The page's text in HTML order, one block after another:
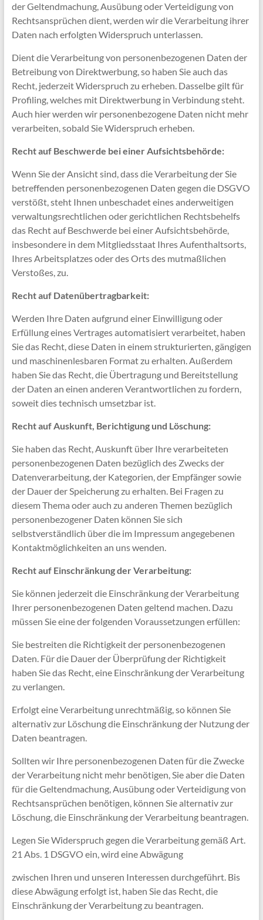
der Geltendmachung, Ausübung oder Verteidigung von
Rechtsansprüchen dient, werden wir die Verarbeitung ihrer
Daten nach erfolgten Widerspruch unterlassen.
Dient die Verarbeitung von personenbezogenen Daten der
Betreibung von Direktwerbung, so haben Sie auch das
Recht, jederzeit Widerspruch zu erheben. Dasselbe gilt für
Profiling, welches mit Direktwerbung in Verbindung steht.
Auch hier werden wir personenbezogene Daten nicht mehr
verarbeiten, sobald Sie Widerspruch erheben.
Recht auf Beschwerde bei einer Aufsichtsbehörde:
Wenn Sie der Ansicht sind, dass die Verarbeitung der Sie
betreffenden personenbezogenen Daten gegen die DSGVO
verstößt, steht Ihnen unbeschadet eines anderweitigen
verwaltungsrechtlichen oder gerichtlichen Rechtsbehelfs
das Recht auf Beschwerde bei einer Aufsichtsbehörde,
insbesondere in dem Mitgliedsstaat Ihres Aufenthaltsorts,
Ihres Arbeitsplatzes oder des Orts des mutmaßlichen
Verstoßes, zu.
Recht auf Datenübertragbarkeit:
Werden Ihre Daten aufgrund einer Einwilligung oder
Erfüllung eines Vertrages automatisiert verarbeitet, haben
Sie das Recht, diese Daten in einem strukturierten, gängigen
und maschinenlesbaren Format zu erhalten. Außerdem
haben Sie das Recht, die Übertragung und Bereitstellung
der Daten an einen anderen Verantwortlichen zu fordern,
soweit dies technisch umsetzbar ist.
Recht auf Auskunft, Berichtigung und Löschung:
Sie haben das Recht, Auskunft über Ihre verarbeiteten
personenbezogenen Daten bezüglich des Zwecks der
Datenverarbeitung, der Kategorien, der Empfänger sowie
der Dauer der Speicherung zu erhalten. Bei Fragen zu
diesem Thema oder auch zu anderen Themen bezüglich
personenbezogener Daten können Sie sich
selbstverständlich über die im Impressum angegebenen
Kontaktmöglichkeiten an uns wenden.
Recht auf Einschränkung der Verarbeitung:
Sie können jederzeit die Einschränkung der Verarbeitung
Ihrer personenbezogenen Daten geltend machen. Dazu
müssen Sie eine der folgenden Voraussetzungen erfüllen:
Sie bestreiten die Richtigkeit der personenbezogenen
Daten. Für die Dauer der Überprüfung der Richtigkeit
haben Sie das Recht, eine Einschränkung der Verarbeitung
zu verlangen.
Erfolgt eine Verarbeitung unrechtmäßig, so können Sie
alternativ zur Löschung die Einschränkung der Nutzung der
Daten beantragen.
Sollten wir Ihre personenbezogenen Daten für die Zwecke
der Verarbeitung nicht mehr benötigen, Sie aber die Daten
für die Geltendmachung, Ausübung oder Verteidigung von
Rechtsansprüchen benötigen, können Sie alternativ zur
Löschung, die Einschränkung der Verarbeitung beantragen.
Legen Sie Widerspruch gegen die Verarbeitung gemäß Art.
21 Abs. 1 DSGVO ein, wird eine Abwägung
zwischen Ihren und unseren Interessen durchgeführt. Bis
diese Abwägung erfolgt ist, haben Sie das Recht, die
Einschränkung der Verarbeitung zu beantragen.